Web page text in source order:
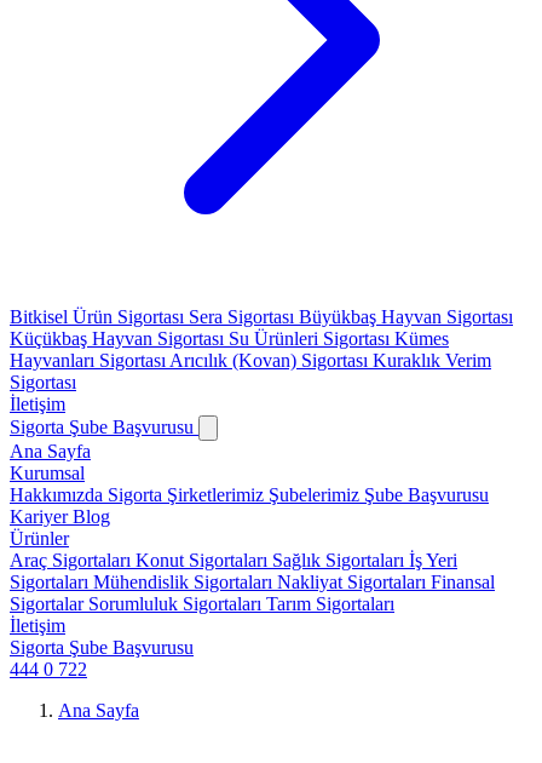
Bitkisel Ürün Sigortası Sera Sigortası Büyükbaş Hayvan Sigortası
Küçükbaş Hayvan Sigortası Su Ürünleri Sigortası Kümes
Hayvanları Sigortası Arıcılık (Kovan) Sigortası Kuraklık Verim
Sigortası
İletişim
Sigorta Şube Başvurusu
Ana Sayfa
Kurumsal
Hakkımızda Sigorta Şirketlerimiz Şubelerimiz Şube Başvurusu
KariyerBlog
Ürünler
Araç Sigortaları Konut Sigortaları Sağlık Sigortaları İş Yeri
Sigortaları Mühendislik Sigortaları Nakliyat Sigortaları Finansal
Sigortalar Sorumluluk Sigortaları Tarım Sigortaları
İletişim
Sigorta Şube Başvurusu
444 0 722
Ana Sayfa